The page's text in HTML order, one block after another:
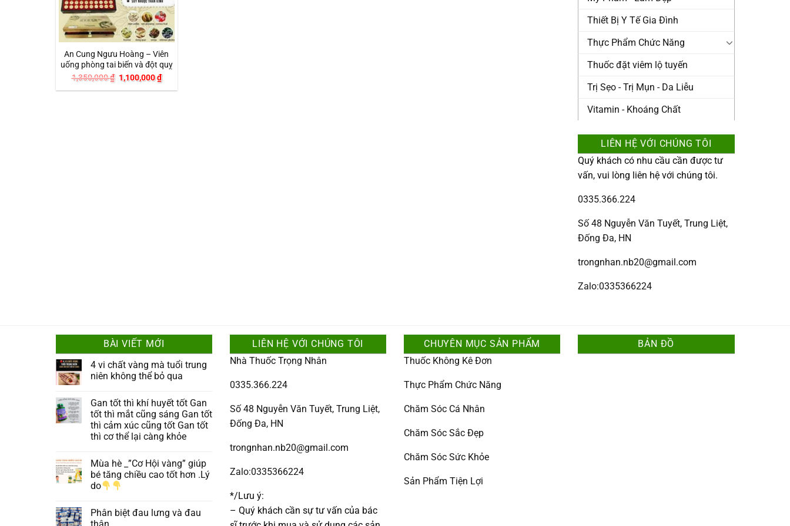
+
An Cung Ngưu Hoàng – Viên
uống phòng tai biến và đột quỵ
1,350,000₫ Giá
gốc
là:
1,100,000₫Giá
hiện
tại
Thiết Bị Y Tế Gia Đình
Thực Phẩm Chức Năng
Thuốc đặt viêm lộ tuyến
Trị Sẹo - Trị Mụn - Da Liễu
Vitamin - Khoáng Chất
LIÊN HỆ VỚI CHÚNG TÔI
Quý khách có nhu cầu cần được tư
vấn, vui lòng liên hệ với chúng tôi.
0335.366.224
Số 48 Nguyễn Văn Tuyết, Trung Liệt,
Đống Đa, HN
trongnhan.nb20@gmail.com
Zalo:0335366224
BÀI VIẾT MỚI
4 vi chất vàng mà tuổi trung
niên không thể bỏ qua
Gan tốt thì khí huyết tốt Gan
tốt thì mắt cũng sáng Gan tốt
thì cảm xúc cũng tốt Gan tốt
thì cơ thể lại càng khỏe
Mùa hè _”Cơ Hội vàng” giúp
bé tăng chiều cao tốt hơn .Lý
do
Phân biệt đau lưng và đau
LIÊN HỆ VỚI CHÚNG TÔI
Nhà Thuốc Trọng Nhân
0335.366.224
Số 48 Nguyễn Văn Tuyết, Trung Liệt,
Đống Đa, HN
trongnhan.nb20@gmail.com
Zalo:0335366224
*/Lưu ý:
– Quý khách cần sự tư vấn của bác
CHUYÊN MỤC SẢN PHẨM
Thuốc Không Kê Đơn
Thực Phẩm Chức Năng
Chăm Sóc Cá Nhân
Chăm Sóc Sắc Đẹp
Chăm Sóc Sức Khỏe
Sản Phẩm Tiện Lợi
BẢN ĐỒ